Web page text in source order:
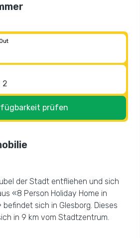
prüfen
der Stadt entfliehen und sich
«8 Person Holiday Home in
sich in Glesborg. Dieses
in 9 km vom Stadtzentrum.